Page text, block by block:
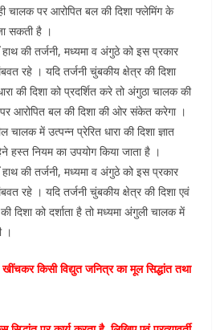
चालक पर आरोपित बल की दिशा फ्लेमिंग के
सकती है ।
की तर्जनी, मध्यमा व अंगुठे को इस प्रकार
रहे । यदि तर्जनी चुंबकीय क्षेत्र की दिशा
की दिशा को प्रदर्शित करे तो अंगुठा चालक की
आरोपित बल की दिशा की ओर संकेत करेगा ।
चालक में उत्पन्न प्रेरित धारा की दिशा ज्ञात
हस्त नियम का उपयोग किया जाता है ।
की तर्जनी, मध्यमा व अंगुठे को इस प्रकार
रहे । यदि तर्जनी चुंबकीय क्षेत्र की दिशा एवं
दिशा को दर्शाता है तो मध्यमा अंगुली चालक में
।
किसी विद्युत जनित्र का मूल सिद्धांत तथा